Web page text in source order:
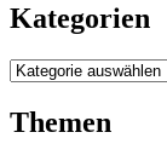
Kategorien
Kategorien
Themen